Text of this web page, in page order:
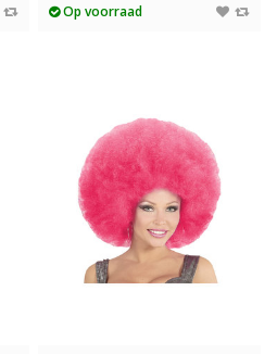
Op voorraad